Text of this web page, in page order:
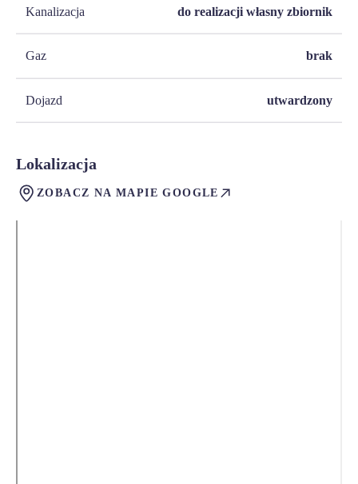
Kanalizacja do realizacji własny zbiornik
Gaz brak
Dojazd utwardzony
Lokalizacja
ZOBACZ NA MAPIE GOOGLE